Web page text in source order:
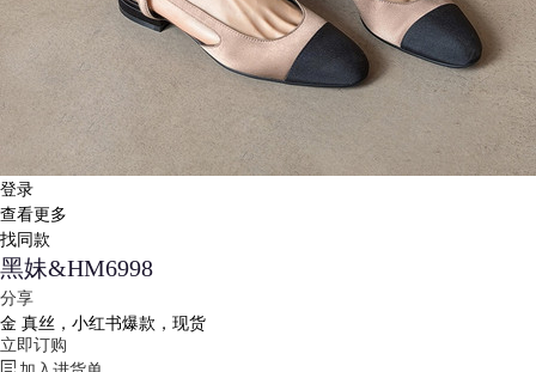
登录
查看更多
找同款
黑妹&HM6998
分享
金 真丝，小红书爆款，现货
立即订购